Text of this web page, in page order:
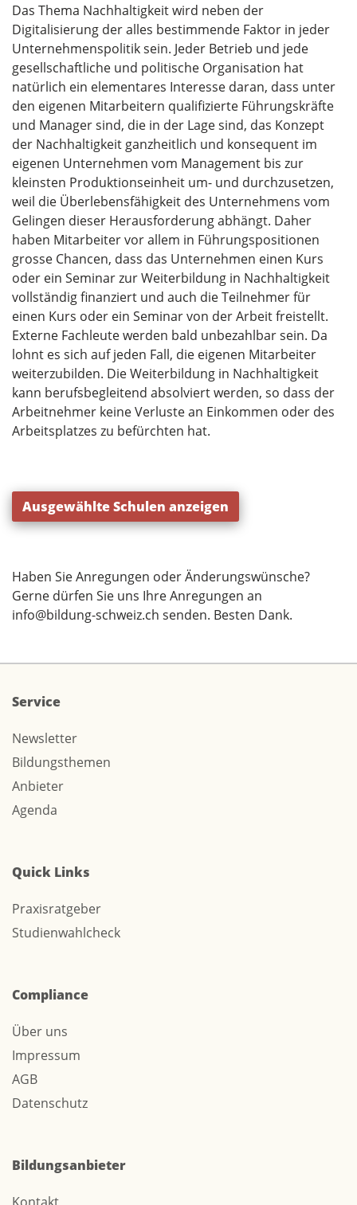
Das Thema Nachhaltigkeit wird neben der
Digitalisierung der alles bestimmende Faktor in jeder
Unternehmenspolitik sein. Jeder Betrieb und jede
gesellschaftliche und politische Organisation hat
natürlich ein elementares Interesse daran, dass unter
den eigenen Mitarbeitern qualifizierte Führungskräfte
und Manager sind, die in der Lage sind, das Konzept
der Nachhaltigkeit ganzheitlich und konsequent im
eigenen Unternehmen vom Management bis zur
kleinsten Produktionseinheit um- und durchzusetzen,
weil die Überlebensfähigkeit des Unternehmens vom
Gelingen dieser Herausforderung abhängt. Daher
haben Mitarbeiter vor allem in Führungspositionen
grosse Chancen, dass das Unternehmen einen Kurs
oder ein Seminar zur Weiterbildung in Nachhaltigkeit
vollständig finanziert und auch die Teilnehmer für
einen Kurs oder ein Seminar von der Arbeit freistellt.
Externe Fachleute werden bald unbezahlbar sein. Da
lohnt es sich auf jeden Fall, die eigenen Mitarbeiter
weiterzubilden. Die Weiterbildung in Nachhaltigkeit
kann berufsbegleitend absolviert werden, so dass der
Arbeitnehmer keine Verluste an Einkommen oder des
Arbeitsplatzes zu befürchten hat.
Ausgewählte Schulen anzeigen
Haben Sie Anregungen oder Änderungswünsche?
Gerne dürfen Sie uns Ihre Anregungen an
info@bildung-schweiz.ch senden. Besten Dank.
Service
Newsletter
Bildungsthemen
Anbieter
Agenda
Quick Links
Praxisratgeber
Studienwahlcheck
Compliance
Über uns
Impressum
AGB
Datenschutz
Bildungsanbieter